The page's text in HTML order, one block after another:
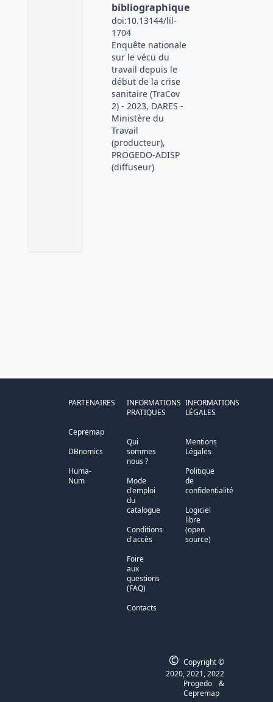
bibliographique
doi:10.13144/lil-
1704
Enquête nationale
sur le vécu du
travail depuis le
début de la crise
sanitaire (TraCov
2) - 2023, DARES -
Ministère du
Travail
(producteur),
PROGEDO-ADISP
(diffuseur)
PARTENAIRES
Cepremap
DBnomics
Huma-
Num
INFORMATIONS
PRATIQUES
Qui
sommes
nous ?
Mode
d'emploi
du
catalogue
Conditions
d'accès
Foire
aux
questions
(FAQ)
Contacts
INFORMATIONS
LÉGALES
Mentions
Légales
Politique
de
confidentialité
Logiciel
libre
(open
source)
© Copyright ©
2020, 2021, 2022
Progedo
&
Cepremap